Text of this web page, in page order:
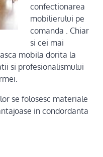
confectionarea
mobilierului pe
comanda . Chiar
si cei mai
mobila dorita la
si profesionalismului
se folosesc materiale
in condordanta